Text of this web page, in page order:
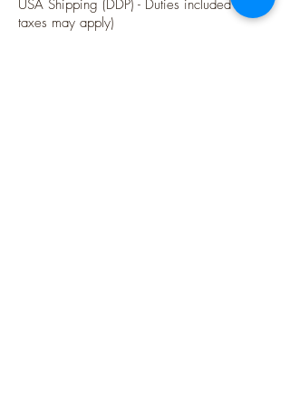
USA Shipping (DDP) - Duties included (Local
taxes may apply)